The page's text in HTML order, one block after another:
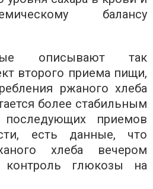
балансу
описывают так
второго приема пищи,
ржаного хлеба
более стабильным
приемов
есть данные, что
хлеба вечером
глюкозы на